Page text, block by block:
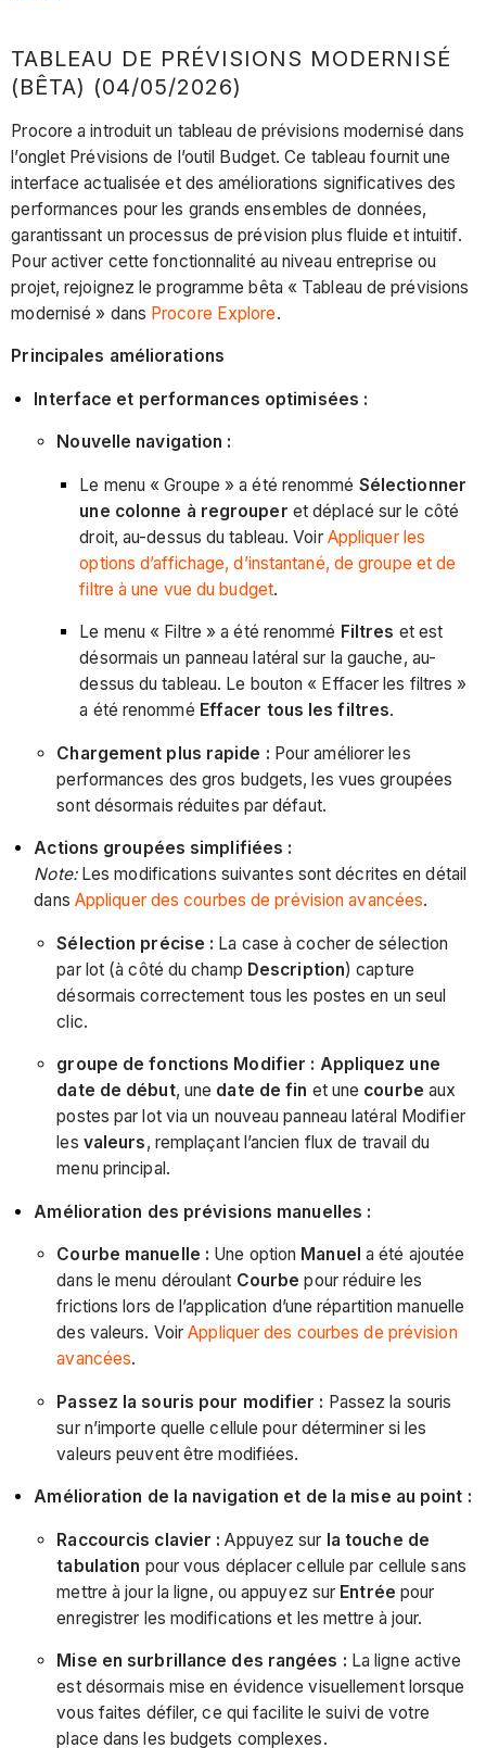
TABLEAU DE PRÉVISIONS MODERNISÉ
(BÊTA) (04/05/2026)
Procore a introduit un tableau de prévisions modernisé dans
l’onglet Prévisions de l’outil Budget. Ce tableau fournit une
interface actualisée et des améliorations significatives des
performances pour les grands ensembles de données,
garantissant un processus de prévision plus fluide et intuitif.
Pour activer cette fonctionnalité au niveau entreprise ou
projet, rejoignez le programme bêta « Tableau de prévisions
modernisé » dans Procore Explore.
Principales améliorations
Interface et performances optimisées :
Nouvelle navigation :
Le menu « Groupe » a été renommé Sélectionner
une colonne à regrouper et déplacé sur le côté
droit, au-dessus du tableau. Voir Appliquer les
options d’affichage, d’instantané, de groupe et de
filtre à une vue du budget.
Le menu « Filtre » a été renommé Filtres et est
désormais un panneau latéral sur la gauche, au-
dessus du tableau. Le bouton « Effacer les filtres »
a été renommé Effacer tous les filtres.
Chargement plus rapide : Pour améliorer les
performances des gros budgets, les vues groupées
sont désormais réduites par défaut.
Actions groupées simplifiées :
Note:Les modifications suivantes sont décrites en détail
dans Appliquer des courbes de prévision avancées.
Sélection précise : La case à cocher de sélection
par lot (à côté du champ Description) capture
désormais correctement tous les postes en un seul
clic.
groupe de fonctions Modifier : Appliquez une
date de début, une date de fin et une courbe aux
postes par lot via un nouveau panneau latéral Modifier
les valeurs, remplaçant l’ancien flux de travail du
menu principal.
Amélioration des prévisions manuelles :
Courbe manuelle : Une option Manuel a été ajoutée
dans le menu déroulant Courbepour réduire les
frictions lors de l’application d’une répartition manuelle
des valeurs. VoirAppliquer des courbes de prévision
avancées.
Passez la souris pour modifier : Passez la souris
sur n’importe quelle cellule pour déterminer si les
valeurs peuvent être modifiées.
Amélioration de la navigation et de la mise au point :
Raccourcis clavier : Appuyez sur la touche de
tabulation pour vous déplacer cellule par cellule sans
mettre à jour la ligne, ou appuyez sur Entrée pour
enregistrer les modifications et les mettre à jour.
Mise en surbrillance des rangées : La ligne active
est désormais mise en évidence visuellement lorsque
vous faites défiler, ce qui facilite le suivi de votre
place dans les budgets complexes.